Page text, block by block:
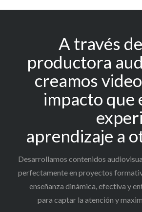
A través
productora
creamos
impacto que
aprendizaje a
Desarrollamos contenidos
perfectamente en proyectos
enseñanza dinámica, efectiva y
para captar la atención y